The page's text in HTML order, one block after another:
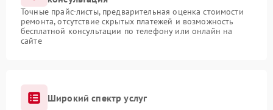
Точные прайс-листы, предварительная оценка стоимости
ремонта, отсутствие скрытых платежей и возможность
бесплатной консультации по телефону или онлайн на
сайте
Широкий спектр услуг